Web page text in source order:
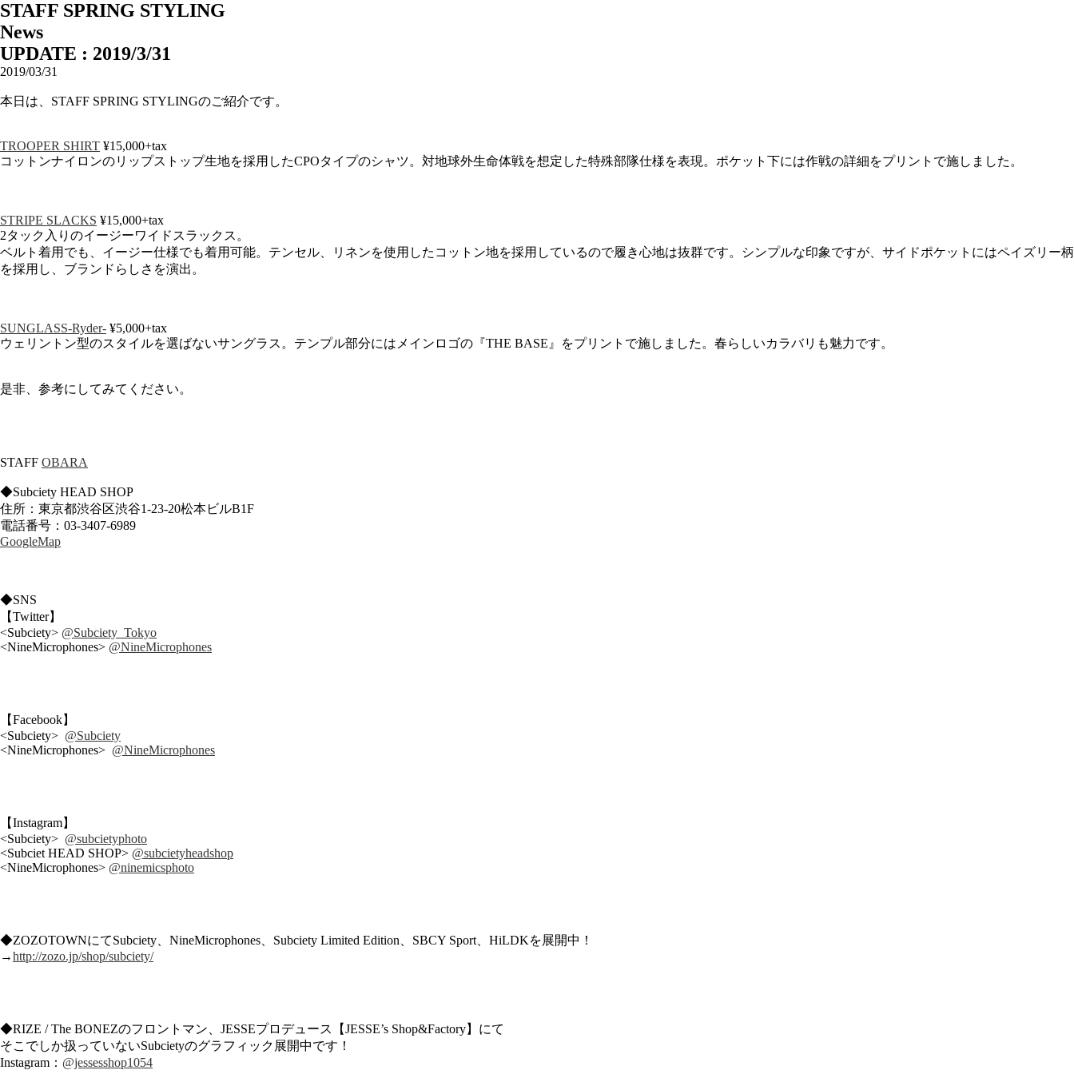
STAFF SPRING STYLING
News
UPDATE : 2019/3/31
2019/03/31
本日は、STAFF SPRING STYLINGのご紹介です。
TROOPER SHIRT ¥15,000+tax
コットンナイロンのリップストップ生地を採用したCPOタイプのシャツ。対地球外生命体戦を想定した特殊部隊仕様を表現。ポケット下には作戦の詳細をプリントで施しました。
STRIPE SLACKS ¥15,000+tax
2タック入りのイージーワイドスラックス。
ベルト着用でも、イージー仕様でも着用可能。テンセル、リネンを使用したコットン地を採用しているので履き心地は抜群です。シンプルな印象ですが、サイドポケットにはペイズリー柄
を採用し、ブランドらしさを演出。
SUNGLASS-Ryder- ¥5,000+tax
ウェリントン型のスタイルを選ばないサングラス。テンプル部分にはメインロゴの『THE BASE』をプリントで施しました。春らしいカラバリも魅力です。
是非、参考にしてみてください。
STAFF OBARA
◆Subciety HEAD SHOP
住所：東京都渋谷区渋谷1-23-20松本ビルB1F
電話番号：03-3407-6989
GoogleMap
◆SNS
【Twitter】
<Subciety> @Subciety_Tokyo
<NineMicrophones> @NineMicrophones
【Facebook】
<Subciety> @Subciety
<NineMicrophones> @NineMicrophones
【Instagram】
<Subciety> @subcietyphoto
<Subciet HEAD SHOP> @subcietyheadshop
<NineMicrophones> @ninemicsphoto
◆ZOZOTOWNにてSubciety、NineMicrophones、Subciety Limited Edition、SBCY Sport、HiLDKを展開中！
→http://zozo.jp/shop/subciety/
◆RIZE / The BONEZのフロントマン、JESSEプロデュース【JESSE’s Shop&Factory】にて
そこでしか扱っていないSubcietyのグラフィック展開中です！
Instagram： @jessesshop1054